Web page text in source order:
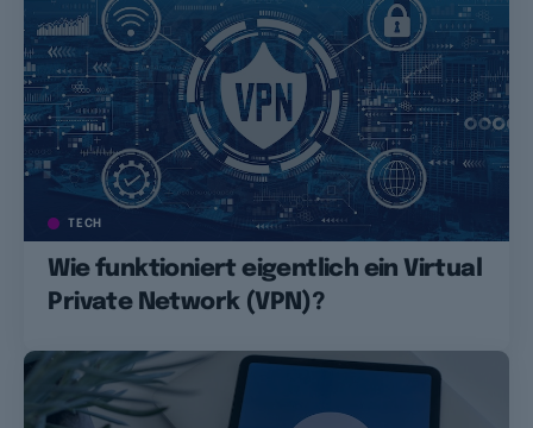
TECH
Wie funktioniert eigentlich ein Virtual
Private Network (VPN)?